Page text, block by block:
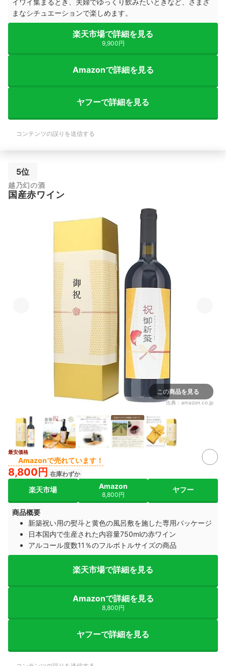
まなシチュエーションで楽しめます。
楽天市場で詳細を見る
9,900円
Amazonで詳細を見る
ヤフーで詳細を見る
コンテンツの誤りを送信する
5位
越乃幻の酒
国産赤ワイン
この商品を見る
出典： amazon.co.jp
最安価格
Amazonで売れています！
8,800円 在庫わずか
楽天市場 Amazon
8,800円
ヤフー
商品概要
新築祝い用の熨斗と黄色の風呂敷を施した専用パッケージ
日本国内で生産された内容量750mlの赤ワイン
アルコール度数11％のフルボトルサイズの商品
楽天市場で詳細を見る
Amazonで詳細を見る
8,800円
ヤフーで詳細を見る